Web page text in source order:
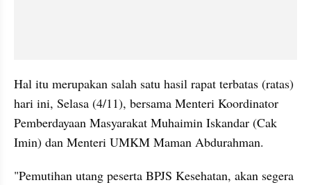
Hal itu merupakan salah satu hasil rapat terbatas (ratas)
hari ini, Selasa (4/11), bersama Menteri Koordinator
Pemberdayaan Masyarakat Muhaimin Iskandar (Cak
Imin) dan Menteri UMKM Maman Abdurahman.
"Pemutihan utang peserta BPJS Kesehatan, akan segera